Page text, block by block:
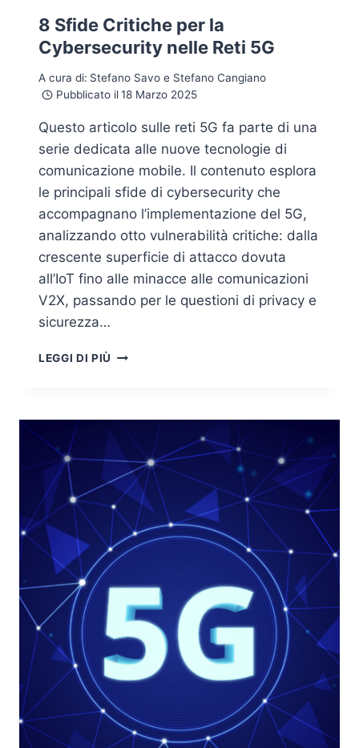
8 Sfide Critiche per la
Cybersecurity nelle Reti 5G
A cura di: Stefano Savo e Stefano Cangiano
Pubblicato il 18 Marzo 2025
Questo articolo sulle reti 5G fa parte di una
serie dedicata alle nuove tecnologie di
comunicazione mobile. Il contenuto esplora
le principali sfide di cybersecurity che
accompagnano l’implementazione del 5G,
analizzando otto vulnerabilità critiche: dalla
crescente superficie di attacco dovuta
all’IoT fino alle minacce alle comunicazioni
V2X, passando per le questioni di privacy e
sicurezza…
LEGGI DI PIÙ
LA
CYBERSECURITY
NELLE
RETI
5G